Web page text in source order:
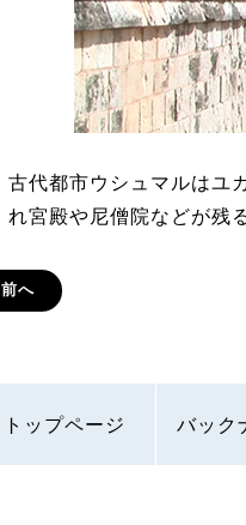
古代都市ウシュマルはユ
れ宮殿や尼僧院などが残
前へ
トップページ バック